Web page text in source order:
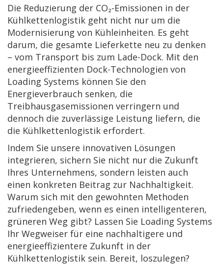
Die Reduzierung der CO₂-Emissionen in der
Kühlkettenlogistik geht nicht nur um die
Modernisierung von Kühleinheiten. Es geht
darum, die gesamte Lieferkette neu zu denken
– vom Transport bis zum Lade-Dock. Mit den
energieeffizienten Dock-Technologien von
Loading Systems können Sie den
Energieverbrauch senken, die
Treibhausgasemissionen verringern und
dennoch die zuverlässige Leistung liefern, die
die Kühlkettenlogistik erfordert.
Indem Sie unsere innovativen Lösungen
integrieren, sichern Sie nicht nur die Zukunft
Ihres Unternehmens, sondern leisten auch
einen konkreten Beitrag zur Nachhaltigkeit.
Warum sich mit den gewohnten Methoden
zufriedengeben, wenn es einen intelligenteren,
grüneren Weg gibt? Lassen Sie Loading Systems
Ihr Wegweiser für eine nachhaltigere und
energieeffizientere Zukunft in der
Kühlkettenlogistik sein. Bereit, loszulegen?